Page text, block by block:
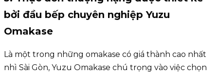
bởi đầu bếp chuyên nghiệp Yuzu
Omakase
Là một trong những omakase có giá thành cao nhất
nhì Sài Gòn, Yuzu Omakase chú trọng vào việc chọn